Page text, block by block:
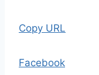
Copy URL
Facebook